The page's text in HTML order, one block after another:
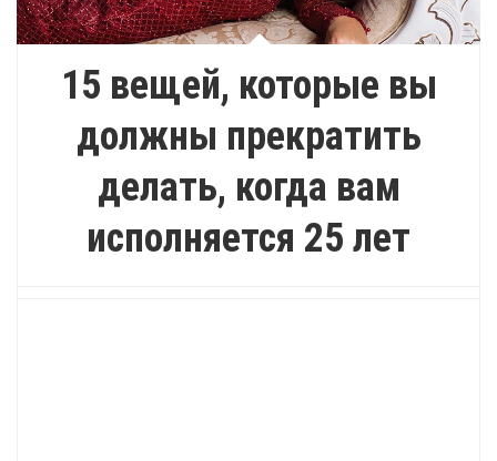
15 вещей, которые вы
должны прекратить
делать, когда вам
исполняется 25 лет